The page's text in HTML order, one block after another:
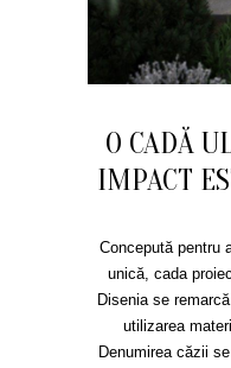
O CADĂ
IMPACT
Concepută pentru
unică, cada
Disenia se
utilizarea
Denumirea căzii